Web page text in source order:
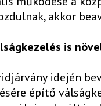
akkor
is
idején
építő